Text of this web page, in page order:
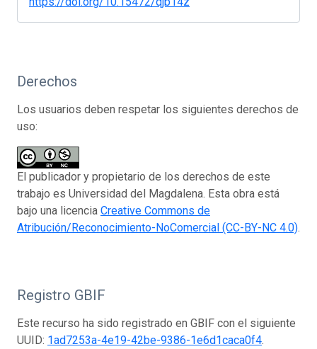
Derechos
Los usuarios deben respetar los siguientes derechos de
uso:
El publicador y propietario de los derechos de este
trabajo es Universidad del Magdalena. Esta obra está
bajo una licencia Creative Commons de
Atribución/Reconocimiento-NoComercial (CC-BY-NC 4.0).
Registro GBIF
Este recurso ha sido registrado en GBIF con el siguiente
UUID: 1ad7253a-4e19-42be-9386-1e6d1caca0f4.